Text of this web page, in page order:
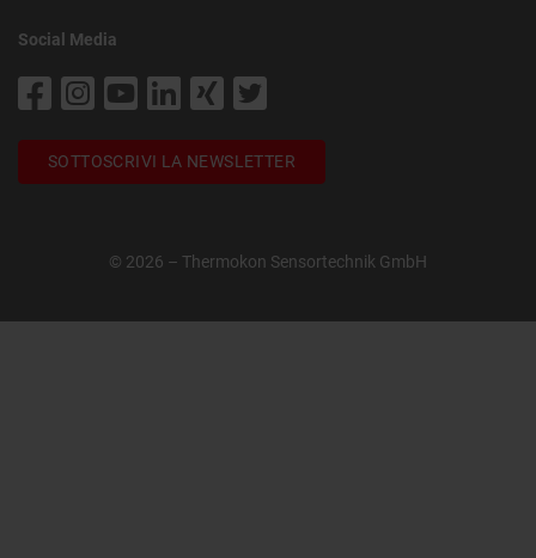
Social Media
SOTTOSCRIVI LA NEWSLETTER
© 2026 – Thermokon Sensortechnik GmbH